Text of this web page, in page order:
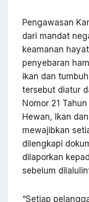
Pengawasan
dari mandat
keamanan
penyebaran
ikan dan
tersebut diatur
Nomor 21
Hewan, Ikan
mewajibkan
dilengkapi
dilaporkan
sebelum
“Setiap